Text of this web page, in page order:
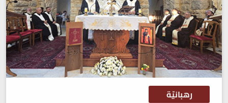
رهبانيّة